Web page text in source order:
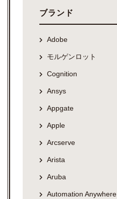
ブランド
Adobe
モルゲンロット
Cognition
Ansys
Appgate
Apple
Arcserve
Arista
Aruba
Automation Anywhere